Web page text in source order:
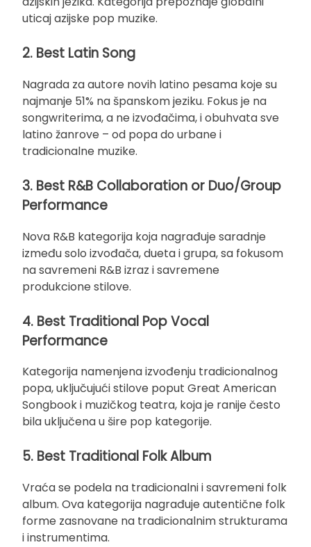
uticaj azijske pop muzike.
2. Best Latin Song
Nagrada za autore novih latino pesama koje su
najmanje 51% na španskom jeziku. Fokus je na
songwriterima, a ne izvođačima, i obuhvata sve
latino žanrove – od popa do urbane i
tradicionalne muzike.
3. Best R&B Collaboration or Duo/Group
Performance
Nova R&B kategorija koja nagrađuje saradnje
između solo izvođača, dueta i grupa, sa fokusom
na savremeni R&B izraz i savremene
produkcione stilove.
4. Best Traditional Pop Vocal
Performance
Kategorija namenjena izvođenju tradicionalnog
popa, uključujući stilove poput Great American
Songbook i muzičkog teatra, koja je ranije često
bila uključena u šire pop kategorije.
5. Best Traditional Folk Album
Vraća se podela na tradicionalni i savremeni folk
album. Ova kategorija nagrađuje autentične folk
forme zasnovane na tradicionalnim strukturama
i instrumentima.